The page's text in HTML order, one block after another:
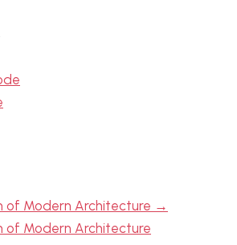
of Modern Architecture →
of Modern Architecture